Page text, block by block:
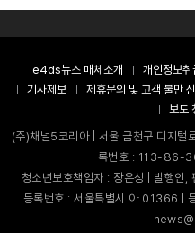
e4ds뉴스 매체소개 개인정보취
기사제보
제휴문의 및 고객 불만
보도
(주)채널5코리아 | 서울 금천구 디지
록번호 : 113-86-
청소년보호책임자 : 장은성 | 발행
등록번호 : 서울특별시 아 01366 |